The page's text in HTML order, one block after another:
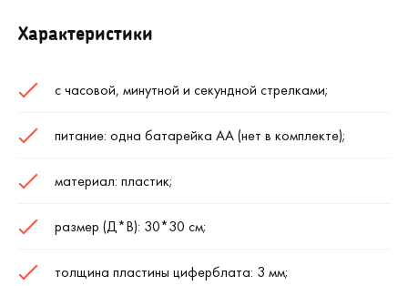
Характеристики
с часовой, минутной и секундной стрелками;
питание: одна батарейка АА (нет в комплекте);
материал: пластик;
размер (Д*В): 30*30 см;
толщина пластины циферблата: 3 мм;